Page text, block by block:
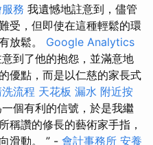
務 我遺憾地註意到，儘管
受，但即使在這種輕鬆的環
放鬆。 Google Analytics
到了他的抱怨，並滿意地
優點，而是以仁慈的家長式
流程 天花板 漏水 附近按
個有利的信號，於是我繼
稱讚的修長的藝術家手指，
滑動。 ” - 會計事務所 安養